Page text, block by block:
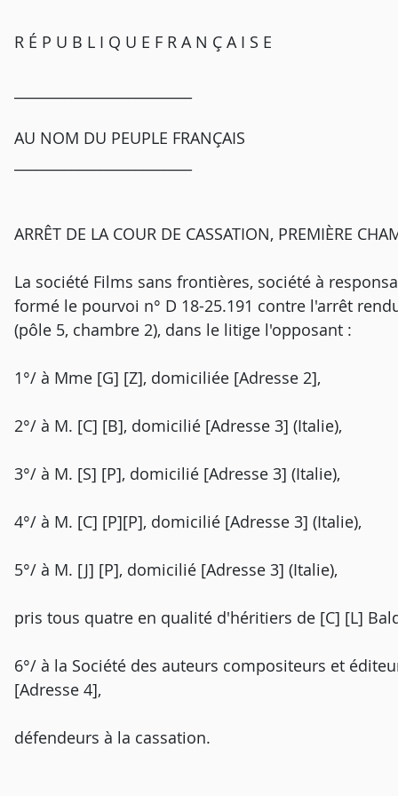
R É P U B L I Q U E F R A N Ç A I S E
AU NOM DU PEUPLE FRANÇAIS
ARRÊT DE LA COUR DE CASSATION, PREMIÈRE
La société Films sans frontières, société à
formé le pourvoi n° D 18-25.191 contre l'arrêt
(pôle 5, chambre 2), dans le litige l'opposant :
1°/ à Mme [G] [Z], domiciliée [Adresse 2],
2°/ à M. [C] [B], domicilié [Adresse 3] (Italie),
3°/ à M. [S] [P], domicilié [Adresse 3] (Italie),
4°/ à M. [C] [P][P], domicilié [Adresse 3] (Italie),
5°/ à M. [J] [P], domicilié [Adresse 3] (Italie),
pris tous quatre en qualité d'héritiers de [C] [L]
6°/ à la Société des auteurs compositeurs et
[Adresse 4],
défendeurs à la cassation.